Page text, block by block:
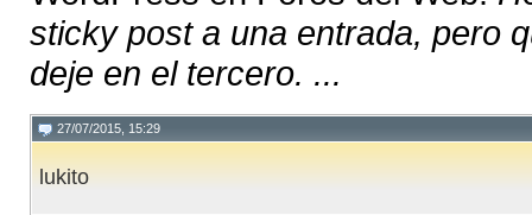
sticky post a una entrada, pero
deje en el tercero. ...
27/07/2015, 15:29
lukito